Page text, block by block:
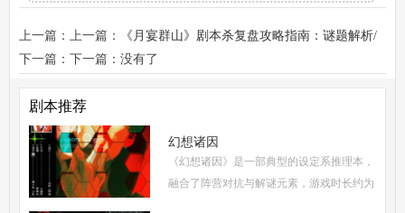
上一篇：上一篇：
《月宴群山》剧本杀复盘攻略指南：谜题解析/
暗线推演/结局复盘
下一篇：下一篇：没有了
剧本推荐
幻想诸因
《幻想诸因》是一部典型的设定系推理本，
融合了阵营对抗与解谜元素，游戏时长约为